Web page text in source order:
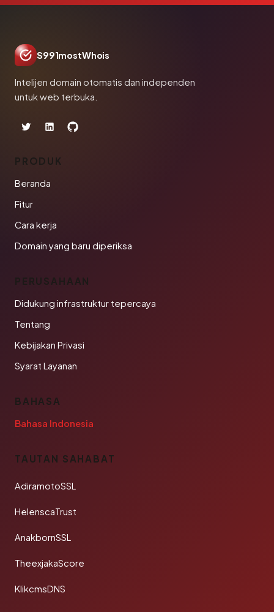
S991mostWhois
Intelijen domain otomatis dan independen
untuk web terbuka.
PRODUK
Beranda
Fitur
Cara kerja
Domain yang baru diperiksa
PERUSAHAAN
Didukung infrastruktur tepercaya
Tentang
Kebijakan Privasi
Syarat Layanan
BAHASA
Bahasa Indonesia
TAUTAN SAHABAT
AdiramotoSSL
HelenscaTrust
AnakbornSSL
TheexjakaScore
KlikcmsDNS